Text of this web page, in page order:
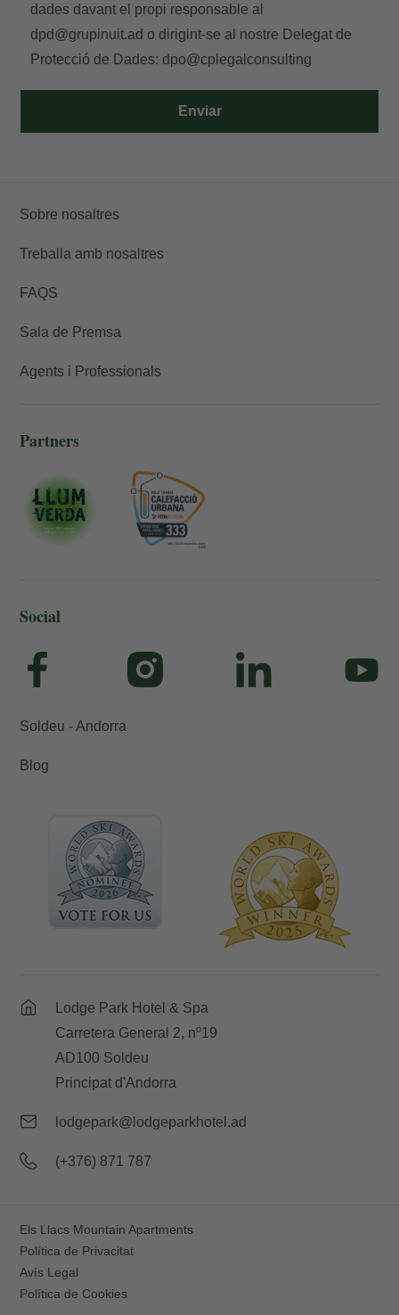
Enviar
dades davant el propi responsable al
dpd@grupinuit.ad o dirigint-se al nostre Delegat de
Protecció de Dades:dpo@cplegalconsulting
Sobre nosaltres
Treballa amb nosaltres
FAQS
Sala de Premsa
Agents i Professionals
Partners
Social
Soldeu - Andorra
Blog
Lodge Park Hotel & Spa
Carretera General 2, nº19
AD100 Soldeu
Principat d'Andorra
lodgepark@lodgeparkhotel.ad
(+376) 871 787
Els Llacs Mountain Apartments
Política de Privacitat
Avís Legal
Política de Cookies